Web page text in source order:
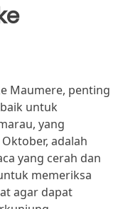
Maumere, penting
untuk
yang
adalah
yang cerah dan
memeriksa
agar dapat